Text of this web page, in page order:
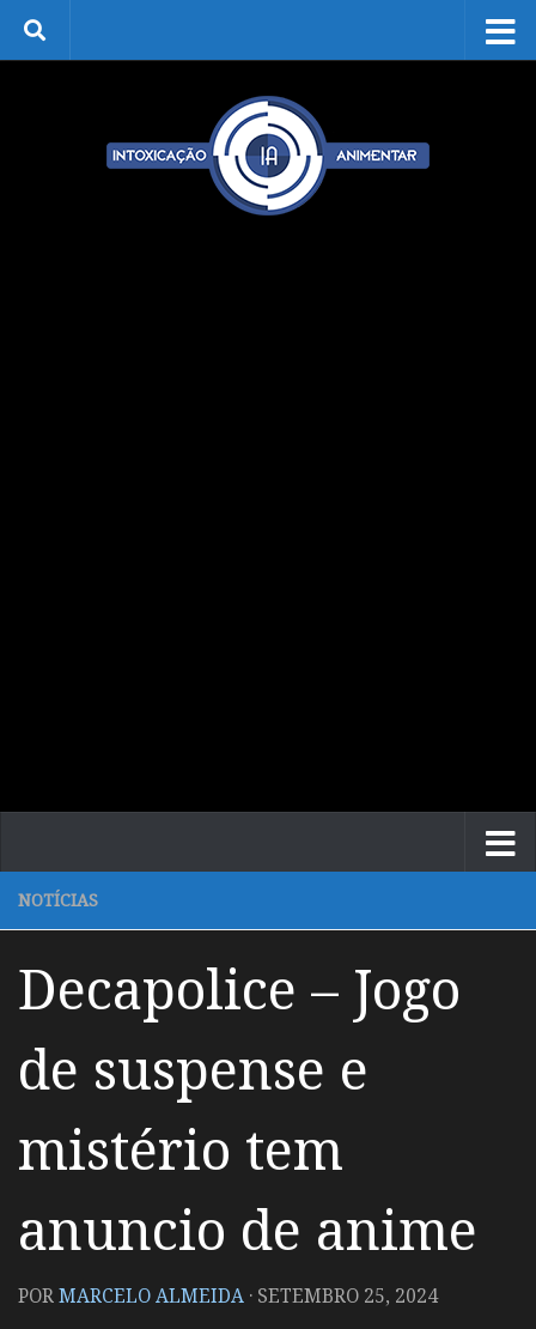
Skip to content
NOTÍCIAS
Decapolice – Jogo
de suspense e
mistério tem
anuncio de anime
PORMARCELO ALMEIDA · SETEMBRO 25, 2024